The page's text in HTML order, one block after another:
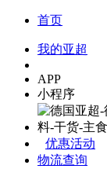
首页
我的亚超
APP
小程序
优惠活动
物流查询